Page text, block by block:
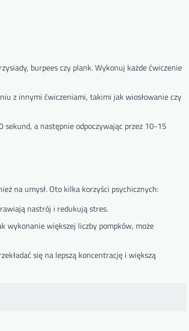
burpees czy plank. Wykonuj każde ćwiczenie
z innymi ćwiczeniami, takimi jak wiosłowanie czy
a następnie odpoczywając przez 10-15
na umysł. Oto kilka korzyści psychicznych:
nastrój i redukują stres.
wykonanie większej liczby pompków, może
się na lepszą koncentrację i większą